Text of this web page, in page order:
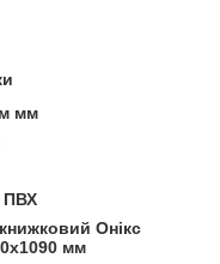
мм
ПВХ
Онікс
мм